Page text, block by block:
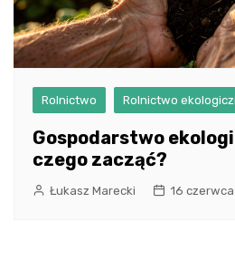
Rolnictwo Rolnictwo
Gospodarstwo
czego zacząć?
Łukasz Marecki 16